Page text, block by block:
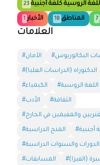
الروسية كلغة أجنبية 23
الأخبار 1 المناطق 18 7
العلامات
#الآمان البكالوريوس
#الدكتوراه (الدراسات العليا)
#الكيمياء #اللغة الروسية
#الأدب #الثقافة
والمقيمين في الخارج
#المنح الدراسية أجنبية
#الدورات والسنوات الدراسية
#المسابقات (الفيزا)